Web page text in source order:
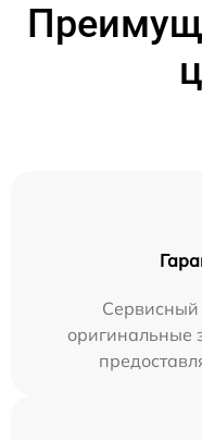
Сервисный
оригинальные